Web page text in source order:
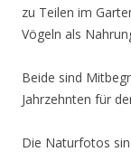
zu Teilen im
Vögeln als
Beide sind
Jahrzehnten für
Die Naturfotos